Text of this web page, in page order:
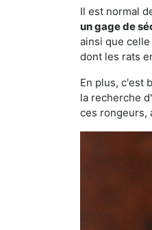
Il est normal
un gage de
ainsi que
dont les rats
En plus, c'est
la recherche
ces rongeurs,